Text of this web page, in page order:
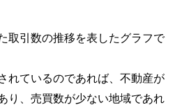
取引数の推移を表したグラフで
れているのであれば、不動産が
り、売買数が少ない地域であれ